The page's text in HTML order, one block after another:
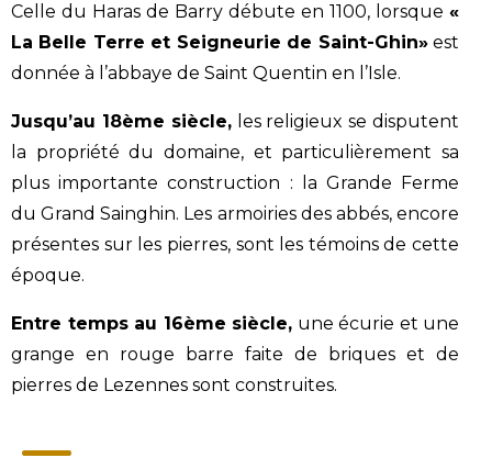
Celle du Haras de Barry débute en 1100, lorsque «
La Belle Terre et Seigneurie de Saint-Ghin»est
donnée à l’abbaye de Saint Quentin en l’Isle.
Jusqu’au 18ème siècle,les religieux se disputent
la propriété du domaine, et particulièrement sa
plus importante construction : la Grande Ferme
du Grand Sainghin. Les armoiries des abbés, encore
présentes sur les pierres, sont les témoins de cette
époque.
Entre temps au 16ème siècle, une écurie et une
grange en rouge barre faite de briques et de
pierres de Lezennes sont construites.